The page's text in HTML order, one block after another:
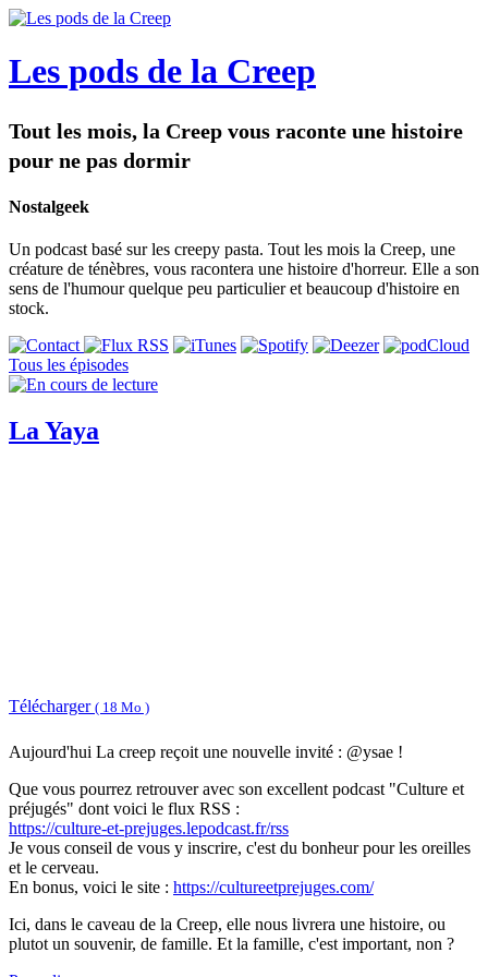
Les pods de la Creep
Tout les mois, la Creep vous raconte une histoire
pour ne pas dormir
Nostalgeek
Un podcast basé sur les creepy pasta. Tout les mois la Creep, une
créature de ténèbres, vous racontera une histoire d'horreur. Elle a son
sens de l'humour quelque peu particulier et beaucoup d'histoire en
stock.
Tous les épisodes
La Yaya
Télécharger ( 18 Mo )
Aujourd'hui La creep reçoit une nouvelle invité : @ysae !
Que vous pourrez retrouver avec son excellent podcast "Culture et
préjugés" dont voici le flux RSS :
https://culture-et-prejuges.lepodcast.fr/rss
Je vous conseil de vous y inscrire, c'est du bonheur pour les oreilles
et le cerveau.
En bonus, voici le site : https://cultureetprejuges.com/
Ici, dans le caveau de la Creep, elle nous livrera une histoire, ou
plutot un souvenir, de famille. Et la famille, c'est important, non ?